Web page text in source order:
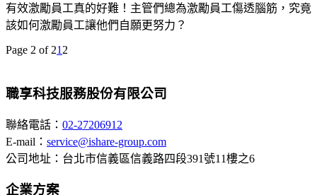
有效激勵員工真的好難！主管們總為激勵員工傷透腦筋，究竟
該如何激勵員工讓他們自願更努力？
Page 2 of 21 2
職享科技服務股份有限公司
聯絡電話： 02-27206912
E-mail： service@ishare-group.com
公司地址：台北市信義區信義路四段391號11樓之6
企業方案